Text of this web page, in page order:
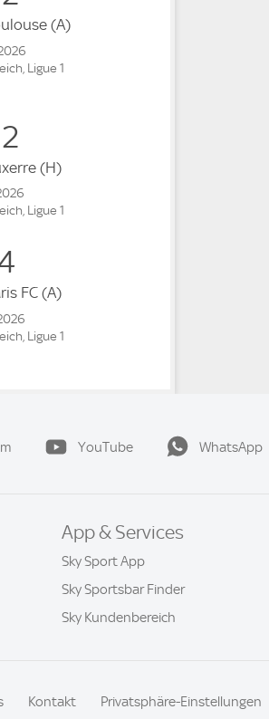
(A)
Ligue 1
(H)
Ligue 1
FC (A)
Ligue 1
YouTube WhatsApp
App & Services
Sky Sport App
Sky Sportsbar Finder
Sky Kundenbereich
Kontakt Privatsphäre-Einstellungen